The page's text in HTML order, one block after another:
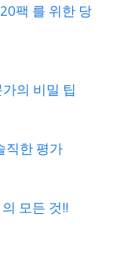
팩 를 위한 당
의 비밀 팁
직한 평가
모든 것!!